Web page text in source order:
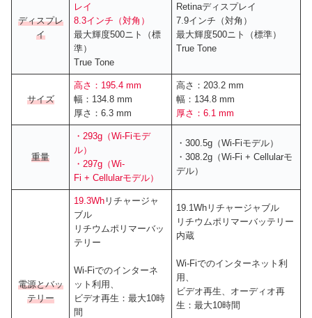
ディスプレ
イ
レイ
8.3インチ（対角）
最大輝度500ニト（標
準）
True Tone
Retinaディスプレイ
7.9インチ（対角）
最大輝度500ニト（標準）
True Tone
サイズ
高さ：195.4 mm
幅：134.8 mm
厚さ：6.3 mm
高さ：203.2 mm
幅：134.8 mm
厚さ：6.1 mm
重量
・293g（Wi-Fiモデ
ル）
・297g（Wi-
Fi + Cellularモデル）
・300.5g（Wi-Fiモデル）
・308.2g（Wi-Fi + Cellularモ
デル）
電源とバッ
テリー
19.3Wh リチャージャ
ブル
リチウムポリマーバッ
テリー
Wi-Fiでのインターネ
ット利用、
ビデオ再生：最大10時
間
19.1Whリチャージャブル
リチウムポリマーバッテリー
内蔵
Wi-Fiでのインターネット利
用、
ビデオ再生、オーディオ再
生：最大10時間